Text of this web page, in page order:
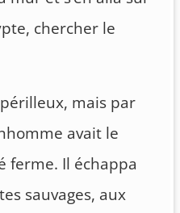
chercher le
mais par
avait le
ferme. Il échappa
sauvages, aux